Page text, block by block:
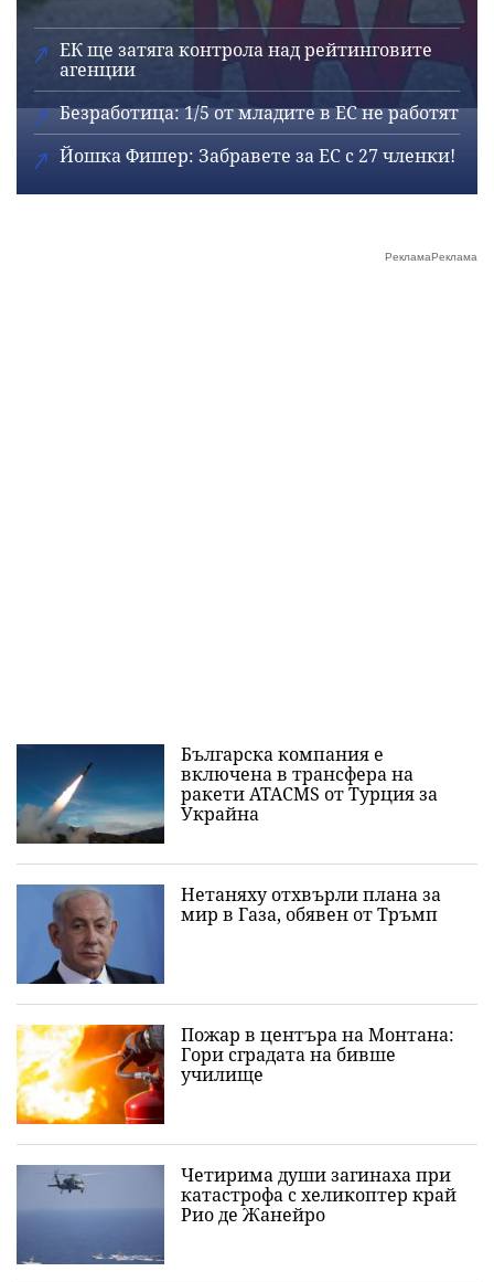
ЕК ще затяга контрола над рейтинговите
агенции
Безработица: 1/5 от младите в ЕС не работят
Йошка Фишер: Забравете за ЕС с 27 членки!
Българска компания е
включена в трансфера на
ракети ATACMS от Турция за
Украйна
Нетаняху отхвърли плана за
мир в Газа, обявен от Тръмп
Пожар в центъра на Монтана:
Гори сградата на бивше
училище
Четирима души загинаха при
катастрофа с хеликоптер край
Рио де Жанейро